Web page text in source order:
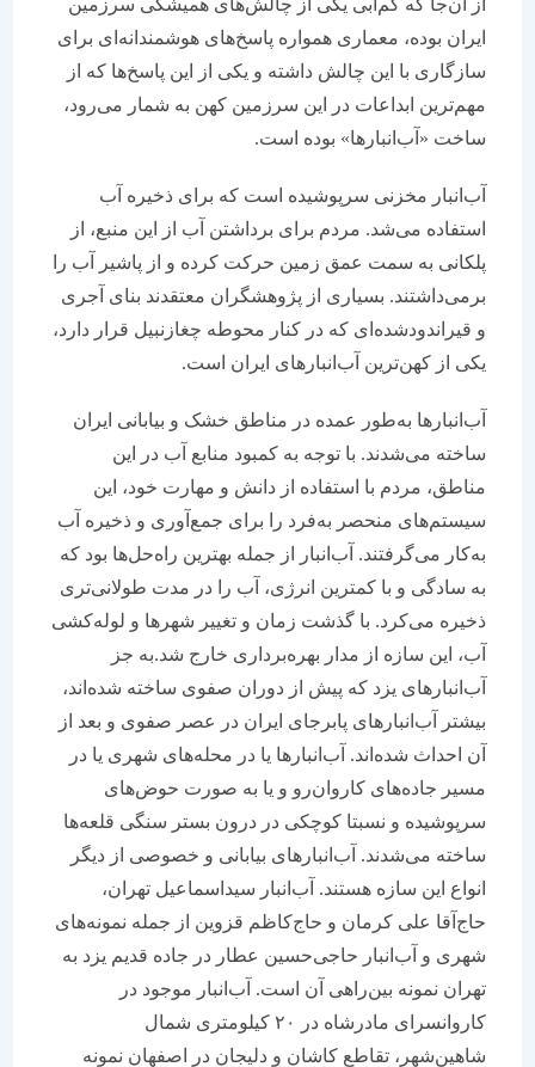
از آن‌جا که کم‌آبی یکی از چالش‌های همیشگی سرزمین
ایران بوده، معماری همواره پاسخ‌های هوشمندانه‌ای برای
سازگاری با این چالش داشته و یکی از این پاسخ‌ها که از
مهم‌ترین ابداعات در این سرزمین کهن به شمار می‌رود،
ساخت «آب‌انبارها» بوده است.
آب‌انبار مخزنی سرپوشیده است که برای ذخیره آب
استفاده می‌شد. مردم برای برداشتن آب از این منبع، از
پلکانی به سمت عمق زمین حرکت کرده و از پاشیر آب را
برمی‌داشتند. بسیاری از پژوهشگران معتقدند بنای آجری
و قیراندودشده‌ای که در کنار محوطه چغازنبیل قرار دارد،
یکی از کهن‌ترین آب‌انبارهای ایران است.
آب‌انبارها به‌طور عمده در مناطق خشک و بیابانی ایران
ساخته می‌شدند. با توجه به کمبود منابع آب در این
مناطق، مردم با استفاده از دانش و مهارت خود، این
سیستم‌های منحصر به‌فرد را برای جمع‌آوری و ذخیره آب
به‌کار می‌گرفتند. آب‌انبار از جمله بهترین راه‌حل‌ها بود که
به سادگی و با کمترین انرژی، آب را در مدت طولانی‌تری
ذخیره می‌کرد. با گذشت زمان و تغییر شهرها و لوله‌کشی
آب، این سازه‌ از مدار بهره‌برداری خارج شد.به جز
آب‌انبارهای یزد که پیش از دوران صفوی ساخته شده‌اند،
بیشتر آب‌انبارهای پابرجای ایران در عصر صفوی و بعد از
آن احداث شده‌اند. آب‌انبارها یا در محله‌های شهری یا در
مسیر جاده‌های کاروان‌رو و یا به صورت حوض‌های
سرپوشیده و نسبتا کوچکی در درون بستر سنگی قلعه‌ها
ساخته می‌شدند. آب‌انبارهای بیابانی و خصوصی از دیگر
انواع این سازه‌ هستند. آب‌انبار سیداسماعیل تهران،
حاج‌آقا علی کرمان و حاج‌کاظم قزوین از جمله نمونه‌های
شهری و آب‌انبار حاجی‌حسین عطار در جاده قدیم یزد به
تهران نمونه بین‌راهی آن است. آب‌انبار موجود در
کاروانسرای مادرشاه در ۲۰ کیلومتری شمال
شاهین‌شهر، تقاطع کاشان و دلیجان در اصفهان نمونه